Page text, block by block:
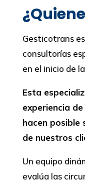
Gesticotrans
consultorías
en el inicio de
Esta
experiencia
hacen posible
de nuestros
Un equipo
evalúa las